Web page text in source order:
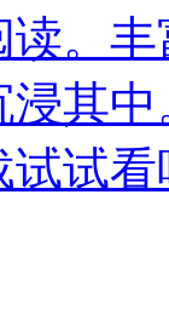
。
其
试试看